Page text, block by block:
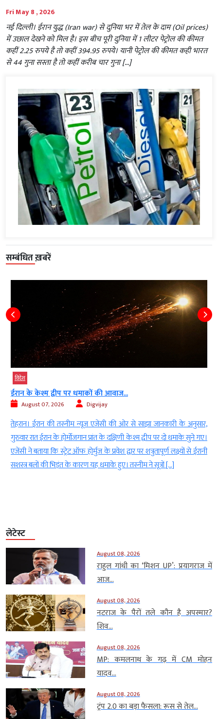
Fri May 8 , 2026
नई दिल्ली। ईरान युद्ध (Iran war) से दुनिया भर में तेल के दाम (Oil prices)
में उछाल देखने को मिल है। इस बीच पूरी दुनिया में 1 लीटर पेट्रोल की कीमत
कहीं 2.25 रुपये है तो कहीं 394.95 रुपये। यानी पेट्रोल की कीमत कही भारत
से 44 गुना सस्ता है तो कहीं करीब चार गुना […]
सम्बंधित ख़बरें
गए।
थाईलैंड में छात्र ने स्कूल में की अंधाधुंध...
August 07, 2026 Digvijay
डेस्क। थाईलैंड की राजधानी बैंकॉक के ठीक उत्तर में स्थित एक प्रांत के स्कूल
एक छात्र ने स्कूल में अंधाधुंध फायरिंग की। आठवीं के छात्र ने पहले टीचर
गोली मारी, फिर खुद को भी शूट कर लिया। फायरिंग की इस घटना में कम
कम 15 छात्र घायल हो गए। स्थानीय मीडिया रिपोर्ट […]
लेटेस्ट
August 08, 2026
राहुल गांधी का ‘मिशन UP’: प्रयागराज में
आज...
August 08, 2026
नटराज के पैरों तले कौन है अपस्मार?
शिव...
August 08, 2026
MP: कमलनाथ के गढ़ में CM मोहन
यादव...
August 08, 2026
ट्रंप 2.0 का बड़ा फैसला: रूस से तेल...